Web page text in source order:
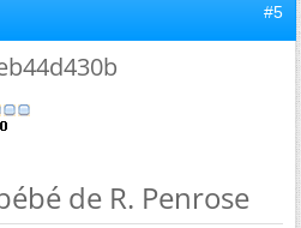
#5
de R. Penrose